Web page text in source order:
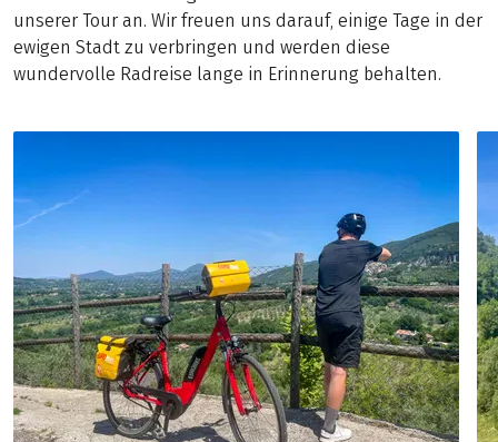
unserer Tour an. Wir freuen uns darauf, einige Tage in der
ewigen Stadt zu verbringen und werden diese
wundervolle Radreise lange in Erinnerung behalten.